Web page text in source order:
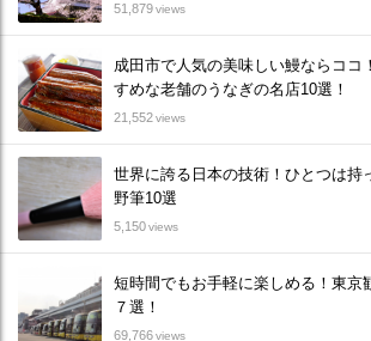
51,879views
成田市で人気の美味しい鰻ならココ
すめな老舗のうなぎの名店10選！
21,552views
世界に誇る日本の技術！ひとつは持
野筆10選
5,150views
短時間でもお手軽に楽しめる！東京
７選！
69,766views